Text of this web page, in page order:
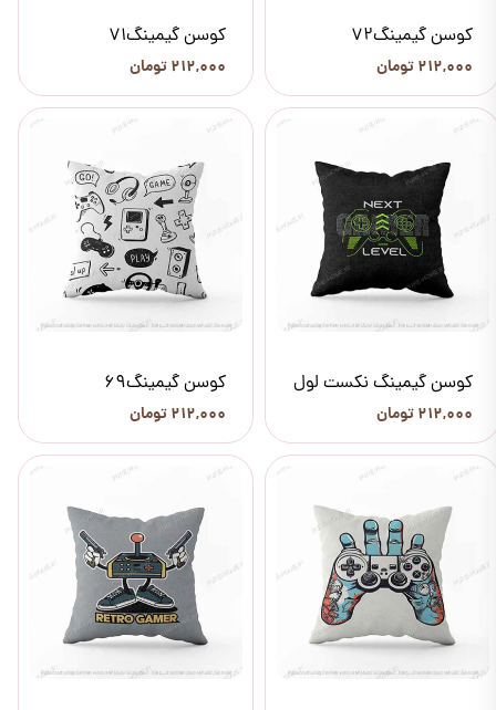
کوسن گیمینگ72
۲۱۲,۰۰۰ تومان
کوسن گیمینگ71
۲۱۲,۰۰۰ تومان
کوسن گیمینگ نکست لول
۲۱۲,۰۰۰ تومان
کوسن گیمینگ69
۲۱۲,۰۰۰ تومان